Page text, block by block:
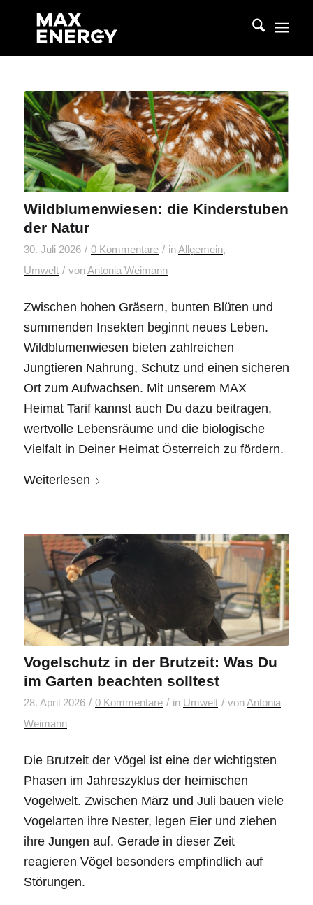
Wildblumenwiesen: die Kinderstuben
der Natur
30. Juli 2026 / 0 Kommentare / inAllgemein,
Umwelt / vonAntonia Weimann
Zwischen hohen Gräsern, bunten Blüten und
summenden Insekten beginnt neues Leben.
Wildblumenwiesen bieten zahlreichen
Jungtieren Nahrung, Schutz und einen sicheren
Ort zum Aufwachsen. Mit unserem MAX
Heimat Tarif kannst auch Du dazu beitragen,
wertvolle Lebensräume und die biologische
Vielfalt in Deiner Heimat Österreich zu fördern.
Weiterlesen
Vogelschutz in der Brutzeit: Was Du
im Garten beachten solltest
28. April 2026 / 0 Kommentare / in Umwelt / vonAntonia
Weimann
Die Brutzeit der Vögel ist eine der wichtigsten
Phasen im Jahreszyklus der heimischen
Vogelwelt. Zwischen März und Juli bauen viele
Vogelarten ihre Nester, legen Eier und ziehen
ihre Jungen auf. Gerade in dieser Zeit
reagieren Vögel besonders empfindlich auf
Störungen.